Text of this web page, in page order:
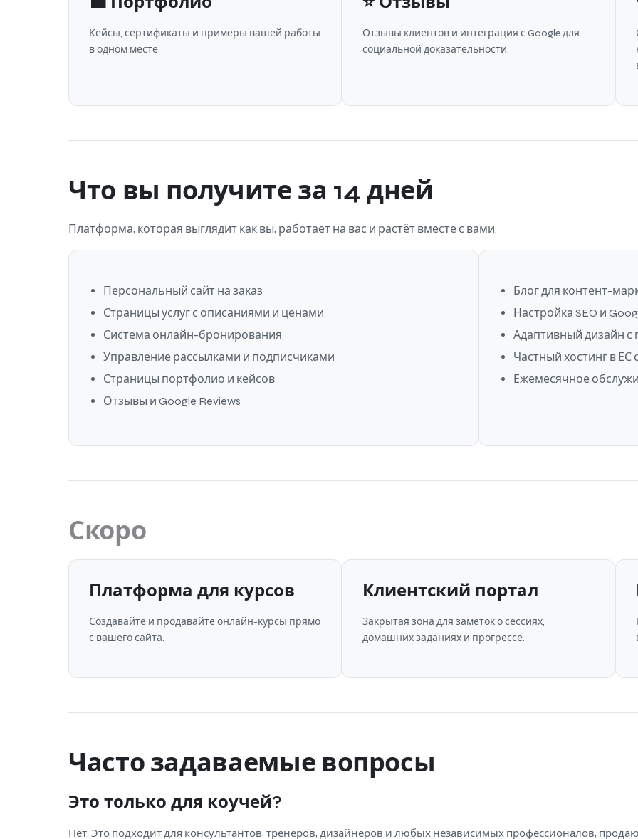
Кейсы, сертификаты и примеры вашей работы
в одном месте.
Отзывы клиентов и интеграция с Google для
социальной доказательности.
Что вы получите за 14 дней
Платформа, которая выглядит как вы, работает на вас и растёт вместе с вами.
Персональный сайт на заказ
Страницы услуг с описаниями и ценами
Система онлайн-бронирования
Управление рассылками и подписчиками
Страницы портфолио и кейсов
Отзывы и Google Reviews
Блог для контент-
Настройка SEO и
Адаптивный дизайн с
Частный хостинг в ЕС
Ежемесячное
Скоро
Платформа для курсов
Создавайте и продавайте онлайн-курсы прямо
с вашего сайта.
Клиентский портал
Закрытая зона для заметок о сессиях,
домашних заданиях и прогрессе.
Часто задаваемые вопросы
Это только для коучей?
Нет. Это подходит для консультантов, тренеров, дизайнеров и любых независимых профессионалов,